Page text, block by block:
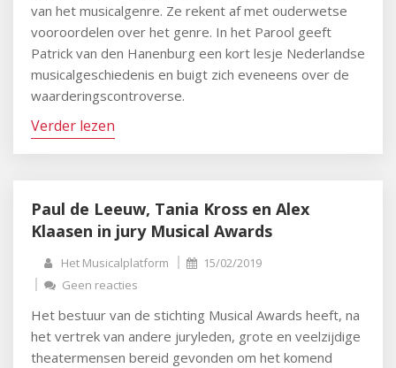
van het musicalgenre. Ze rekent af met ouderwetse
vooroordelen over het genre. In het Parool geeft
Patrick van den Hanenburg een kort lesje Nederlandse
musicalgeschiedenis en buigt zich eveneens over de
waarderingscontroverse.
Verder lezen
Paul de Leeuw, Tania Kross en Alex
Klaasen in jury Musical Awards
Het Musicalplatform
15/02/2019
Geen reacties
Het bestuur van de stichting Musical Awards heeft, na
het vertrek van andere juryleden, grote en veelzijdige
theatermensen bereid gevonden om het komend